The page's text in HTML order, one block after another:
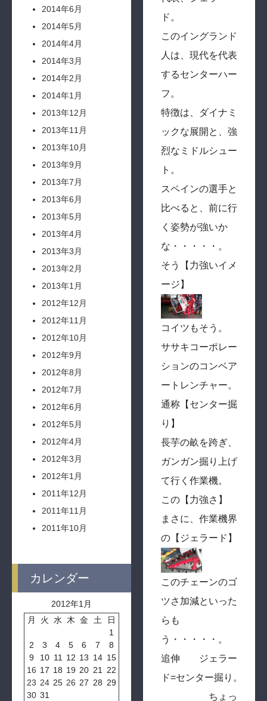
2014年6月
2014年5月
2014年4月
2014年3月
2014年2月
2014年1月
2013年12月
2013年11月
2013年10月
2013年9月
2013年7月
2013年6月
2013年5月
2013年4月
2013年3月
2013年2月
2013年1月
2012年12月
2012年11月
2012年10月
2012年9月
2012年8月
2012年7月
2012年6月
2012年5月
2012年4月
2012年3月
2012年1月
2011年12月
2011年11月
2011年10月
カレンダー
2012年1月
月
火 水 木 金 土
日
1
2
3 4 5 6 7
8
9
10 11 12 13 14 15
16 17 18 19 20 21
22
23 24 25 26 27 28 29
30 31
ド。
このイングランド
人は、現代を代表
するセンターハー
フ。
特徴は、ダイナミ
ックな展開と、強
烈なミドルシュー
ト。
スペインの選手と
比べると、前に行
く姿勢が強いか
な・・・・・。
そう【力強いイメ
ージ】
コイツもそう。
ササキコーポレー
ションのコンベア
ートレンチャー。
通称【センター掘
り】
長芋の畝を跨ぎ、
ガンガン掘り上げ
て行く作業機。
この【力強さ】
まさに、作業機界
の【ジェラード】
このチェーンのゴ
ツさ加減といった
らも
う・・・・・。
追伸 ジェラー
ド=センター掘り。
ちょっ